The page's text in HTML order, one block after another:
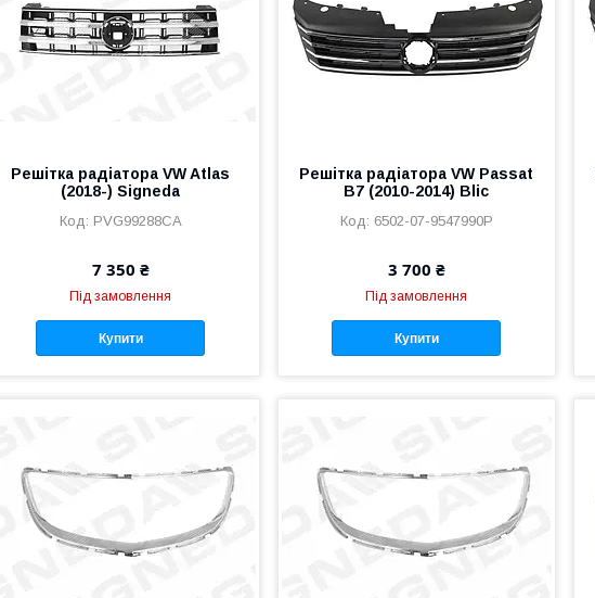
Решітка радіатора VW Atlas
(2018-) Signeda
PVG99288CA
7 350 ₴
Під замовлення
Купити
Решітка радіатора VW Passat
B7 (2010-2014) Blic
6502-07-9547990P
3 700 ₴
Під замовлення
Купити